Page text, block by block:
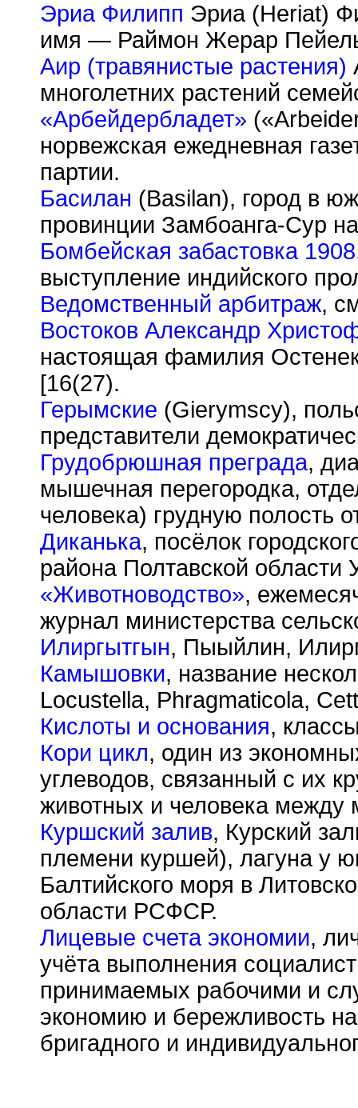
Эриа Филипп Эриа (Heriat)
имя — Раймон Жерар
Аир (травянистые растения)
многолетних растений
«Арбейдербладет»
норвежская ежедневная
партии.
Басилан (Basilan), город в
провинции Замбоанга-Сур
Бомбейская забастовка 1908
выступление индийского
Ведомственный арбитраж,
Востоков Александр
настоящая фамилия
[16(27).
Герымские (Gierymscy),
представители
Грудобрюшная преграда,
мышечная перегородка,
человека) грудную полость
Диканька, посёлок
района Полтавской
«Животноводство»,
журнал министерства
Илиргытгын, Пыыйлин,
Камышовки, название
Locustella, Phragmaticola,
Кислоты и основания,
Кори цикл, один из
углеводов, связанный с их
животных и человека
Куршский залив, Курский
племени куршей), лагуна у
Балтийского моря в
области РСФСР.
Лицевые счета экономии,
учёта выполнения
принимаемых рабочими и
экономию и бережливость
бригадного и